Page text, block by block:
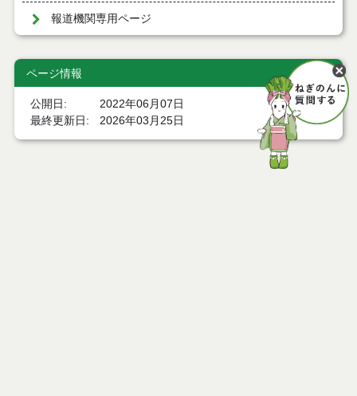
報道機関専用ページ
ページ情報
公開日
2022年06月07日
最終更新日
2026年03月25日